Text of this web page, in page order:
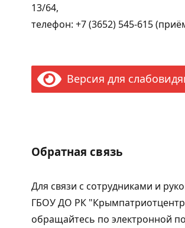
13/64,
телефон: +7 (3652) 545-615
Версия для
Обратная связь
Для связи с сотрудниками и
ГБОУ ДО РК
обращайтесь по электронной